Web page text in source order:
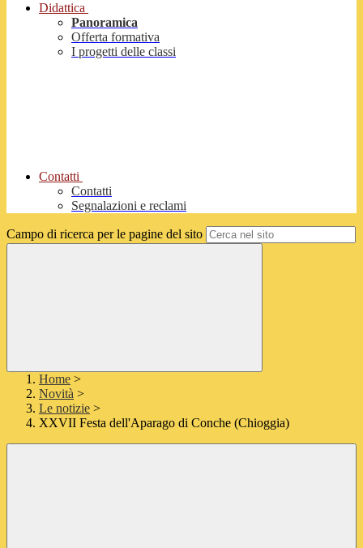
Didattica
Panoramica
Offerta formativa
I progetti delle classi
Contatti
Contatti
Segnalazioni e reclami
Campo di ricerca per le pagine del sito
Home >
Novità >
Le notizie >
XXVII Festa dell'Aparago di Conche (Chioggia)